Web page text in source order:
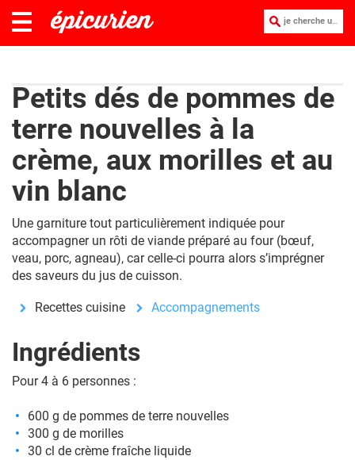
je cherche une recette :
Petits dés de pommes de
terre nouvelles à la
crème, aux morilles et au
vin blanc
Une garniture tout particulièrement indiquée pour
accompagner un rôti de viande préparé au four (bœuf,
veau, porc, agneau), car celle-ci pourra alors s’imprégner
des saveurs du jus de cuisson.
Recettes cuisine Accompagnements
Ingrédients
Pour 4 à 6 personnes :
600 g de pommes de terre nouvelles
300 g de morilles
30 cl de crème fraîche liquide